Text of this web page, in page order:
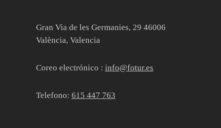
Gran Via de les Germanies, 29 46006
València, Valencia
Coreo electrónico : info@fotur.es
Telefono: 615 447 763